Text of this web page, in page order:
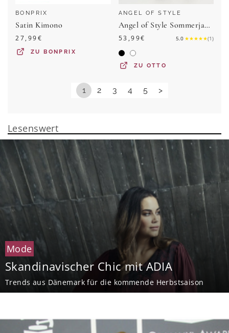
BONPRIX
Satin Kimono
27,99€
ZU BONPRIX
ANGEL OF STYLE
Angel of Style Sommerjacke Kimono Musselin Palmen-Print
53,99€ 5.0 ★★★★★(1)
ZU OTTO
1 2 3 4 5 >
Lesenswert
Mode
Skandinavischer Chic mit ADIA
Trends aus Dänemark für die kommende Herbstsaison